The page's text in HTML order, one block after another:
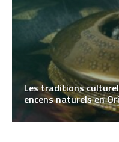
Les traditions
encens naturels en